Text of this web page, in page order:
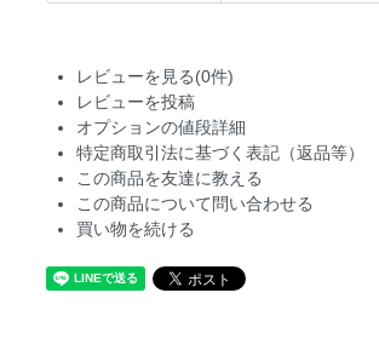
レビューを見る(0件)
レビューを投稿
オプションの値段詳細
特定商取引法に基づく表記（返品等）
この商品を友達に教える
この商品について問い合わせる
買い物を続ける